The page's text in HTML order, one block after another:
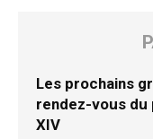
Les prochains
rendez-vous du
XIV